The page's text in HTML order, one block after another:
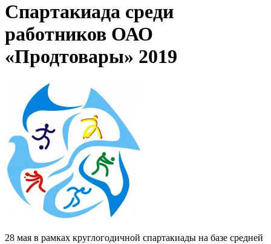
Спартакиада среди
работников ОАО
«Продтовары» 2019
28 мая в рамках круглогодичной спартакиады на базе средней